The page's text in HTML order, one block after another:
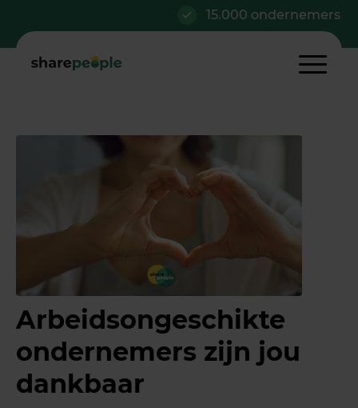
15.000 ondernemers
Arbeidsongeschikte
ondernemers zijn jou
dankbaar